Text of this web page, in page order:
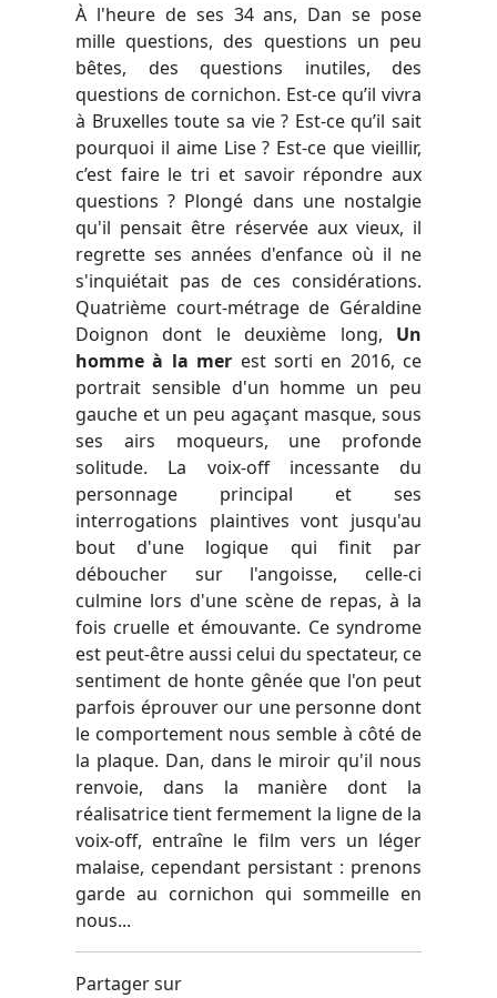
À l'heure de ses 34 ans, Dan se pose
mille questions, des questions un peu
bêtes, des questions inutiles, des
questions de cornichon. Est-ce qu’il vivra
à Bruxelles toute sa vie ? Est-ce qu’il sait
pourquoi il aime Lise ? Est-ce que vieillir,
c’est faire le tri et savoir répondre aux
questions ? Plongé dans une nostalgie
qu'il pensait être réservée aux vieux, il
regrette ses années d'enfance où il ne
s'inquiétait pas de ces considérations.
Quatrième court-métrage de Géraldine
Doignon dont le deuxième long, Un
homme à la mer est sorti en 2016, ce
portrait sensible d'un homme un peu
gauche et un peu agaçant masque, sous
ses airs moqueurs, une profonde
solitude. La voix-off incessante du
personnage principal et ses
interrogations plaintives vont jusqu'au
bout d'une logique qui finit par
déboucher sur l'angoisse, celle-ci
culmine lors d'une scène de repas, à la
fois cruelle et émouvante. Ce syndrome
est peut-être aussi celui du spectateur, ce
sentiment de honte gênée que l'on peut
parfois éprouver our une personne dont
le comportement nous semble à côté de
la plaque. Dan, dans le miroir qu'il nous
renvoie, dans la manière dont la
réalisatrice tient fermement la ligne de la
voix-off, entraîne le film vers un léger
malaise, cependant persistant : prenons
garde au cornichon qui sommeille en
nous...
Partager sur